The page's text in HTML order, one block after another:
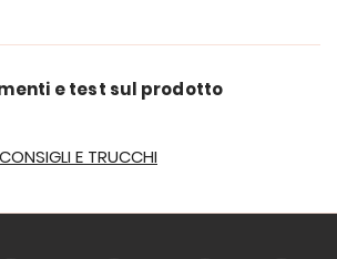
e test sul prodotto
E TRUCCHI